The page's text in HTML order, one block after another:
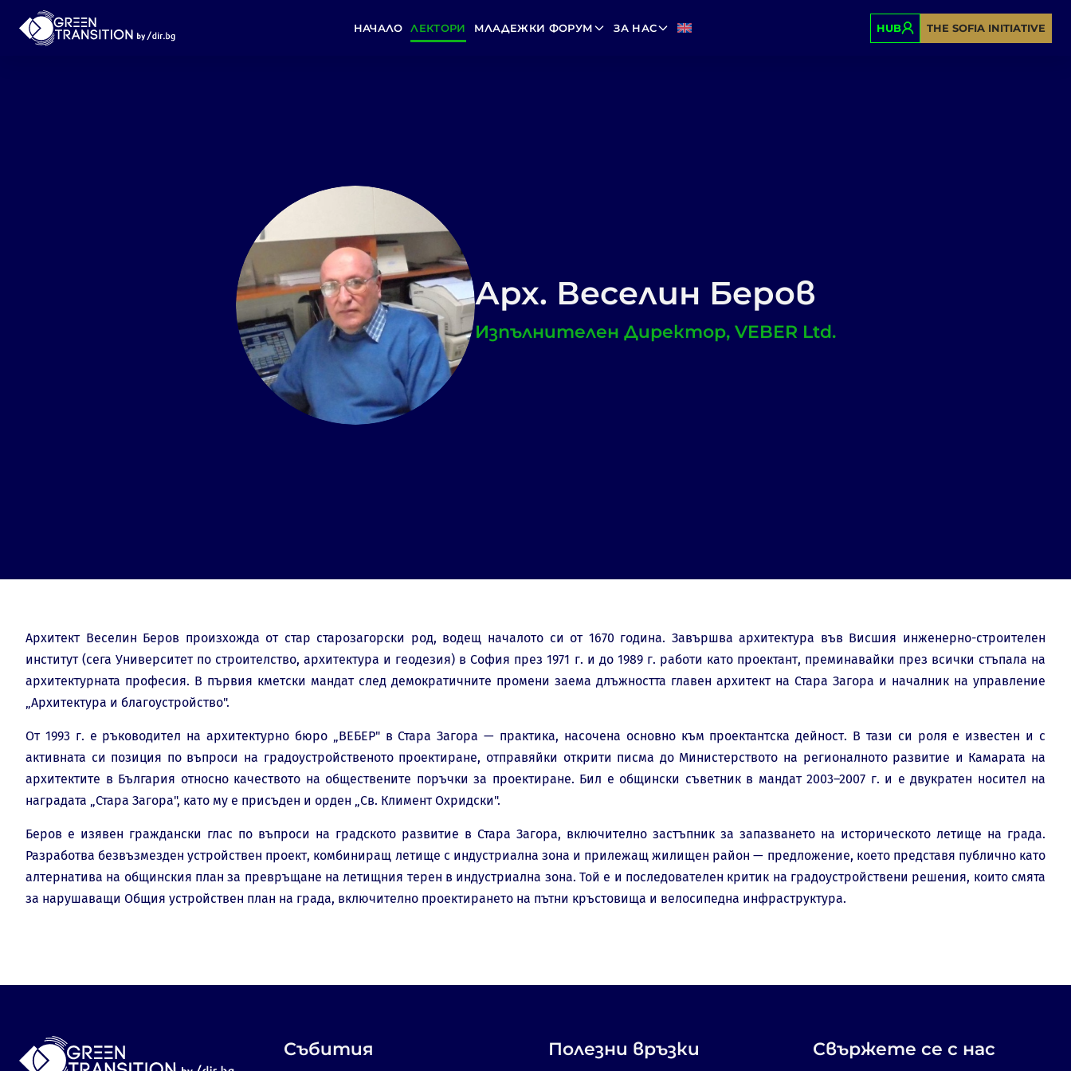
НАЧАЛО ЛЕКТОРИ МЛАДЕЖКИ ФОРУМ ЗА НАС HUB THE SOFIA INITIATIVE
Арх. Веселин Беров
Изпълнителен Директор, VEBER Ltd.
Архитект Веселин Беров произхожда от стар старозагорски род, водещ началото си от 1670 година. Завършва архитектура във Висшия инженерно-строителен
институт (сега Университет по строителство, архитектура и геодезия) в София през 1971 г. и до 1989 г. работи като проектант, преминавайки през всички стъпала на
архитектурната професия. В първия кметски мандат след демократичните промени заема длъжността главен архитект на Стара Загора и началник на управление
„Архитектура и благоустройство".
От 1993 г. е ръководител на архитектурно бюро „ВЕБЕР" в Стара Загора — практика, насочена основно към проектантска дейност. В тази си роля е известен и с
активната си позиция по въпроси на градоустройственото проектиране, отправяйки открити писма до Министерството на регионалното развитие и Камарата на
архитектите в България относно качеството на обществените поръчки за проектиране. Бил е общински съветник в мандат 2003–2007 г. и е двукратен носител на
наградата „Стара Загора", като му е присъден и орден „Св. Климент Охридски".
Беров е изявен граждански глас по въпроси на градското развитие в Стара Загора, включително застъпник за запазването на историческото летище на града.
Разработва безвъзмезден устройствен проект, комбиниращ летище с индустриална зона и прилежащ жилищен район — предложение, което представя публично като
алтернатива на общинския план за превръщане на летищния терен в индустриална зона. Той е и последователен критик на градоустройствени решения, които смята
за нарушаващи Общия устройствен план на града, включително проектирането на пътни кръстовища и велосипедна инфраструктура.
Събития Полезни връзки Свържете се с нас